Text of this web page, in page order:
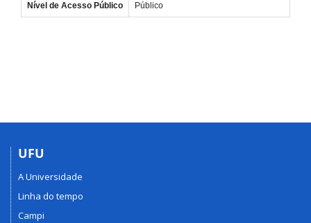
Nível de Acesso Público Público
UFU
A Universidade
Linha do tempo
Campi